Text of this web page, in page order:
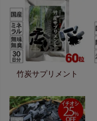
竹炭サプリメント